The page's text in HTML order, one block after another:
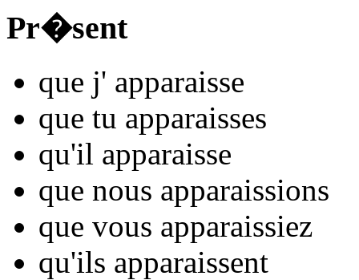
Pr�sent
que j' apparaisse
que tu apparaisses
qu'il apparaisse
que nous apparaissions
que vous apparaissiez
qu'ils apparaissent